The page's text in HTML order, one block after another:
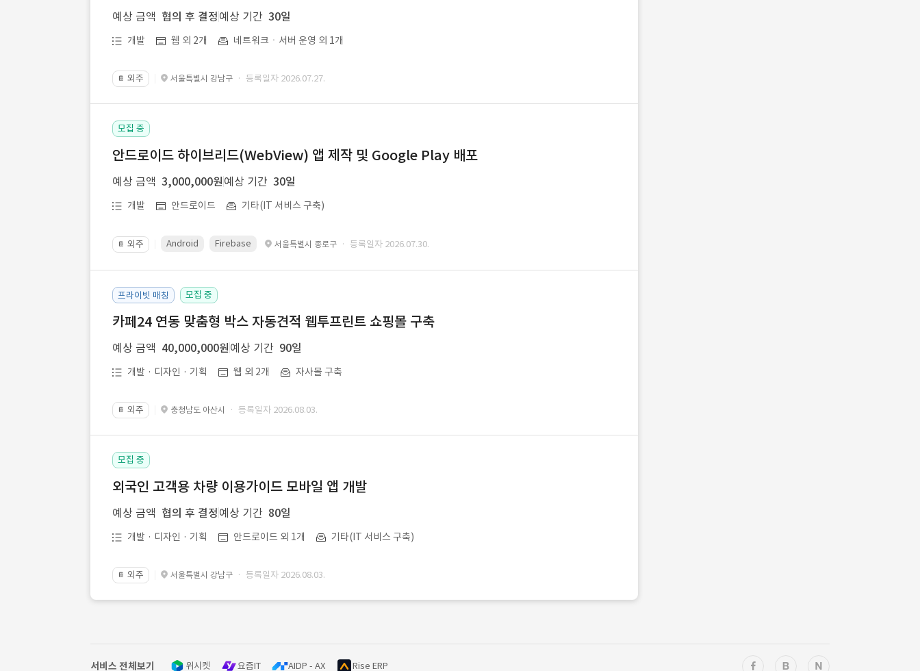
예상 금액 협의 후 결정 예상 기간 30일
개발 웹 외 2개 네트워크ㆍ서버 운영 외 1개
📔 외주 서울특별시 강남구 · 등록일자 2026.07.27.
모집 중
안드로이드 하이브리드(WebView) 앱 제작 및 Google Play 배포
예상 금액 3,000,000원 예상 기간 30일
개발 안드로이드 기타(IT 서비스 구축)
📔 외주 Android Firebase 서울특별시 종로구 · 등록일자 2026.07.30.
프라이빗 매칭 모집 중
카페24 연동 맞춤형 박스 자동견적 웹투프린트 쇼핑몰 구축
예상 금액 40,000,000원 예상 기간 90일
개발 · 디자인 · 기획 웹 외 2개 자사몰 구축
📔 외주 충청남도 아산시 · 등록일자 2026.08.03.
모집 중
외국인 고객용 차량 이용가이드 모바일 앱 개발
예상 금액 협의 후 결정 예상 기간 80일
개발 · 디자인 · 기획 안드로이드 외 1개 기타(IT 서비스 구축)
📔 외주 서울특별시 강남구 · 등록일자 2026.08.03.
서비스 전체보기 위시켓 요즘IT AIDP - AX Rise ERP